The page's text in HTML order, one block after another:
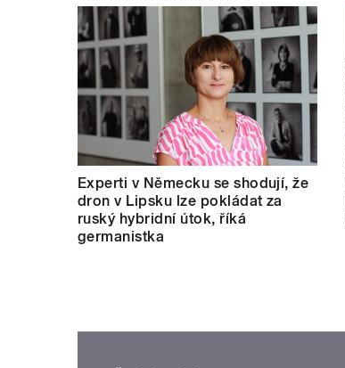
Experti v Německu se shodují, že
dron v Lipsku lze pokládat za
ruský hybridní útok, říká
germanistka